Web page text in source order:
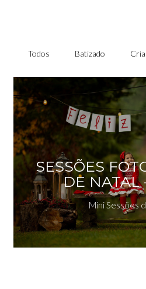
Todos Batizado
SESSÕES
DE NATAL
Mini Sessões